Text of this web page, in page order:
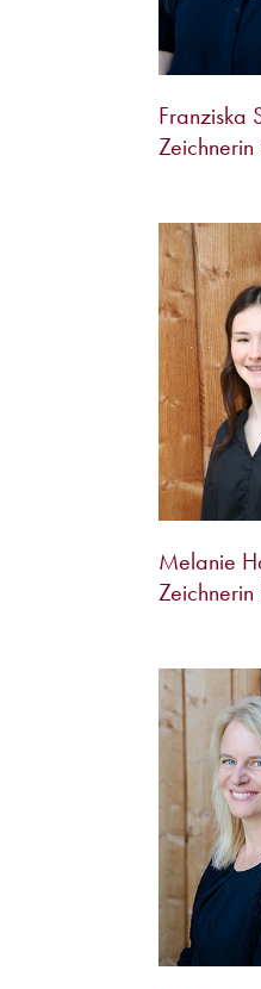
Franziska
Zeichnerin
Melanie
Zeichnerin